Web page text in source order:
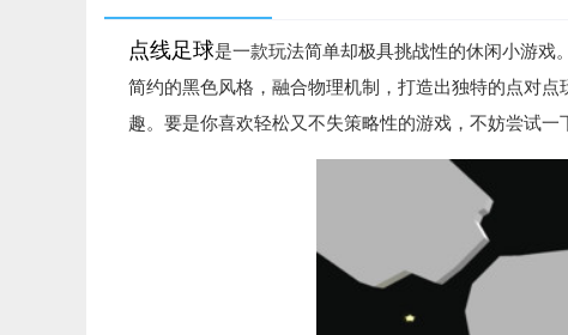
点线足球是一款玩法简单却极具挑战性的休闲小游戏
简约的黑色风格，融合物理机制，打造出独特的点对
趣。要是你喜欢轻松又不失策略性的游戏，不妨尝试一